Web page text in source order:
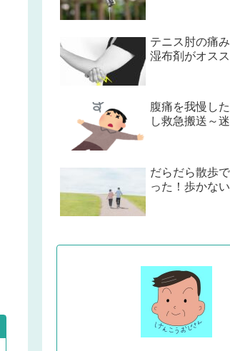
テニス肘の痛
湿布剤がオスス
腹痛を我慢し
し救急搬送～
だらだら散歩
った！歩かな